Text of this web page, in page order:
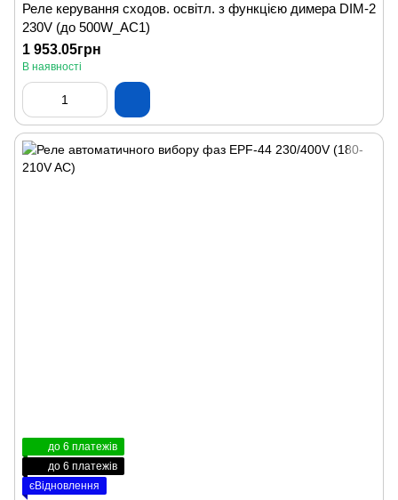
Реле керування сходов. освітл. з функцією димера DIM-2
230V (до 500W_AC1)
1 953.05грн
В наявності
до 6 платежів
до 6 платежів
єВідновлення